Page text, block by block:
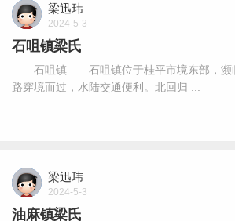
梁迅玮
2024-5-3
石咀镇梁氏
石咀镇 石咀镇位于桂平市境东部，濒
路穿境而过，水陆交通便利。北回归 ...
梁迅玮
2024-5-3
油麻镇梁氏